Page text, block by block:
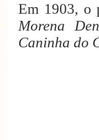
Em 1903, o
Morena
Caninha do